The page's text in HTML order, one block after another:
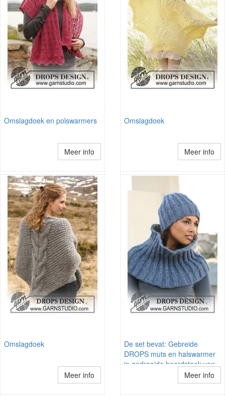
Omslagdoek en polswarmers
Meer info
Omslagdoek
Meer info
Omslagdoek
Meer info
De set bevat: Gebreide
DROPS muts en halswarmer
in gedraaide boordsteek van
Meer info